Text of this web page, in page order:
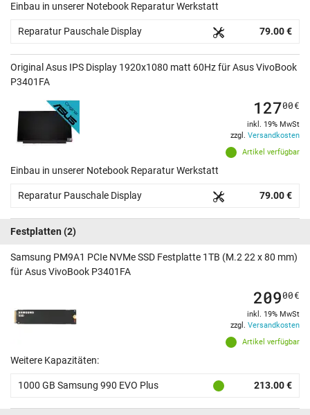
Einbau in unserer Notebook Reparatur Werkstatt
Reparatur Pauschale Display 79.00 €
Original Asus IPS Display 1920x1080 matt 60Hz für Asus VivoBook
P3401FA
Artikel verfügbar
12700€
inkl. 19% MwSt
zzgl. Versandkosten
Einbau in unserer Notebook Reparatur Werkstatt
Reparatur Pauschale Display 79.00 €
Festplatten (2)
Samsung PM9A1 PCIe NVMe SSD Festplatte 1TB (M.2 22 x 80 mm)
für Asus VivoBook P3401FA
Artikel verfügbar
20900€
inkl. 19% MwSt
zzgl. Versandkosten
Weitere Kapazitäten:
1000 GB Samsung 990 EVO Plus 213.00 €